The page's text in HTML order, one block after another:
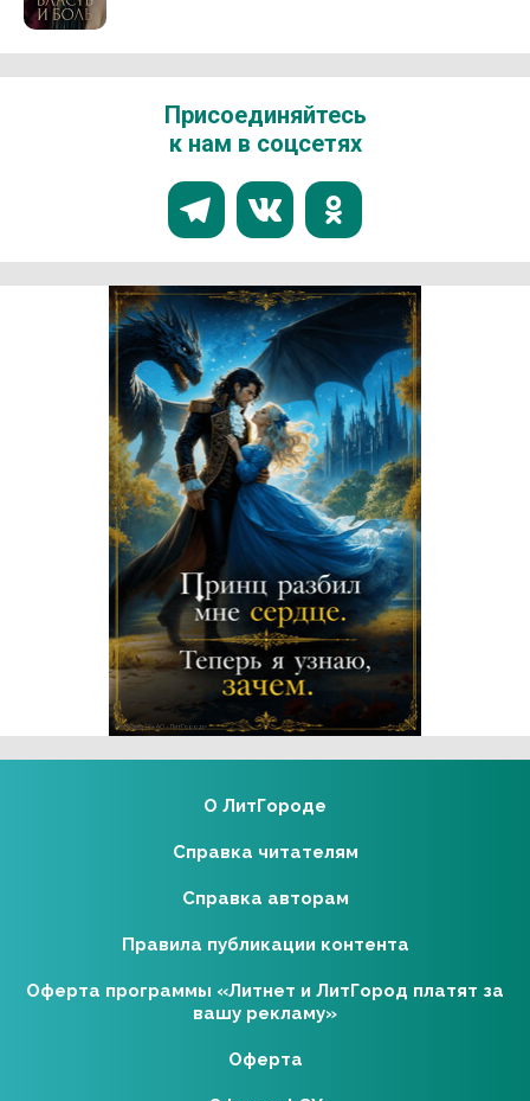
Присоединяйтесь
к нам в соцсетях
Реклама 16+ АО «ЛитГород»
О ЛитГороде
Справка читателям
Справка авторам
Правила публикации контента
Оферта программы «Литнет и ЛитГород платят за
вашу рекламу»
Оферта